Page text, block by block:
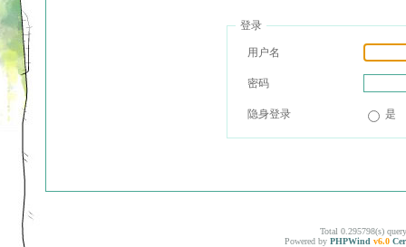
登录
用户名
密码
隐身登录 是
Total 0.295798(s)
Powered by PHPWind v6.0